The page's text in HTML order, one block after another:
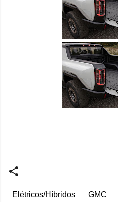
Elétricos/Híbridos GMC